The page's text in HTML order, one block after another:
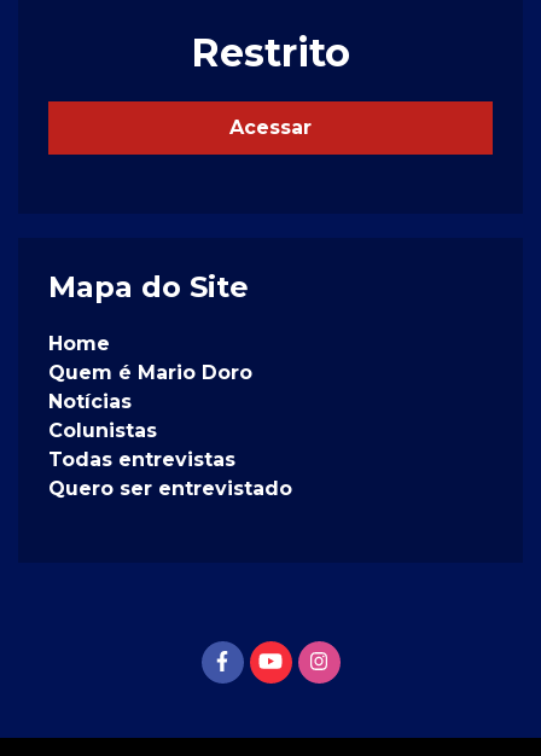
Restrito
Acessar
Mapa do Site
Home
Quem é Mario Doro
Notícias
Colunistas
Todas entrevistas
Quero ser entrevistado